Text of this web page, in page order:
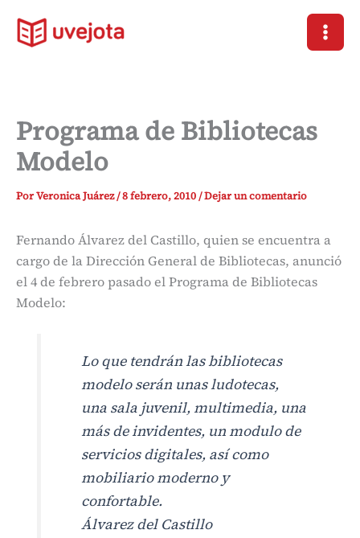
contenido
Programa de Bibliotecas
Modelo
PorVeronica Juárez/8 febrero, 2010/Dejar un comentario
Fernando Álvarez del Castillo, quien se encuentra a
cargo de la Dirección General de Bibliotecas, anunció
el 4 de febrero pasado el Programa de Bibliotecas
Modelo:
Lo que tendrán las bibliotecas
modelo serán unas ludotecas,
una sala juvenil, multimedia, una
más de invidentes, un modulo de
servicios digitales, así como
mobiliario moderno y
confortable.
Álvarez del Castillo